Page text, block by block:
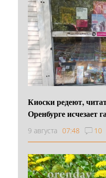
Киоски редеют,
Оренбурге исчезает
9 августа 07:48 10